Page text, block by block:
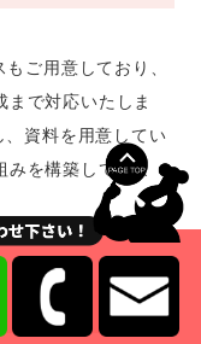
ご用意しており、
で対応いたしま
資料を用意してい
みを構築していま
すか？